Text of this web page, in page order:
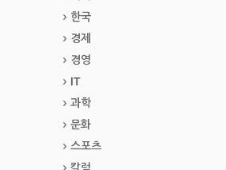
한국
경제
경영
IT
과학
문화
스포츠
칼럼